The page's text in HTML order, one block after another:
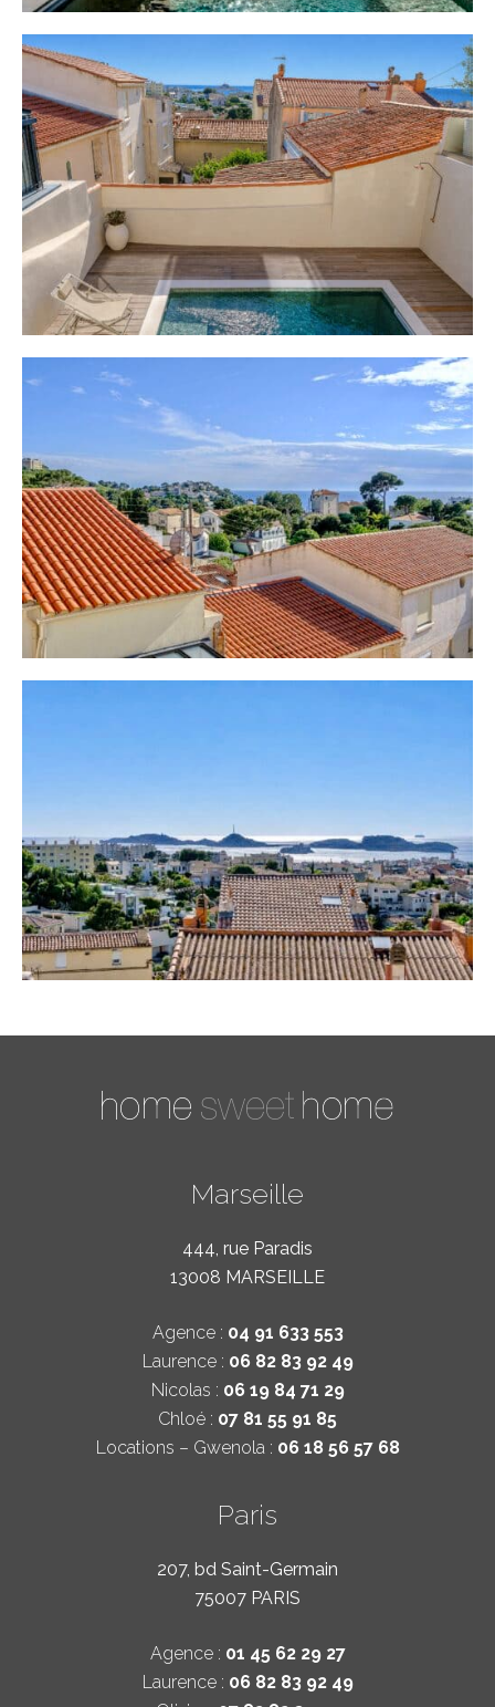
Marseille
444, rue Paradis
13008 MARSEILLE
Agence : 04 91 633 553
Laurence : 06 82 83 92 49
Nicolas : 06 19 84 71 29
Chloé : 07 81 55 91 85
Locations – Gwenola : 06 18 56 57 68
Paris
207, bd Saint-Germain
75007 PARIS
Agence : 01 45 62 29 27
Laurence : 06 82 83 92 49